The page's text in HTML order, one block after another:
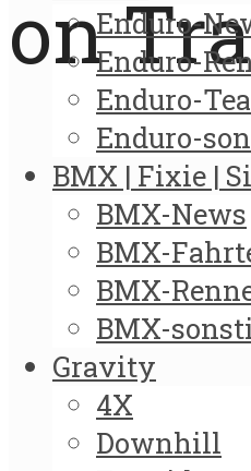
onEnduro-
Enduro-
Enduro-
Enduro-
BMX | Fixie |
BMX-News
BMX-
BMX-
BMX-
Gravity
4X
Downhill